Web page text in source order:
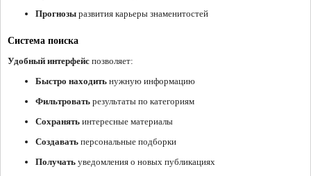
Прогнозы развития карьеры знаменитостей
Система поиска
Удобный интерфейс позволяет:
Быстро находить нужную информацию
Фильтровать результаты по категориям
Сохранять интересные материалы
Создавать персональные подборки
Получать уведомления о новых публикациях